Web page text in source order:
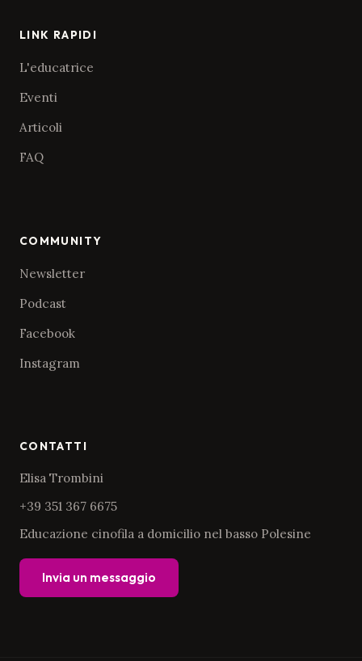
LINK RAPIDI
L'educatrice
Eventi
Articoli
FAQ
COMMUNITY
Newsletter
Podcast
Facebook
Instagram
CONTATTI
Elisa Trombini
+39 351 367 6675
Educazione cinofila a domicilio nel basso Polesine
Invia un messaggio